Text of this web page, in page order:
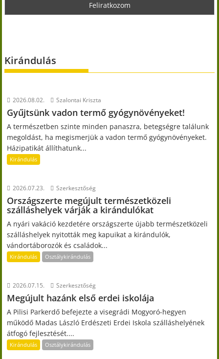
Kirándulás
2026.08.02. Szalontai Kriszta
Gyűjtsünk vadon termő gyógynövényeket!
A természetben szinte minden panaszra, betegségre találunk
megoldást, ha megismerjük a vadon termő gyógynövényeket.
Házipatikát állíthatunk...
Kirándulás
2026.07.23. Szerkesztőség
Országszerte megújult természetközeli
szálláshelyek várják a kirándulókat
A nyári vakáció kezdetére országszerte újabb természetközeli
szálláshelyek nyitották meg kapuikat a kirándulók,
vándortáborozók és családok...
Kirándulás Osztálykirándulás
2026.07.15. Szerkesztőség
Megújult hazánk első erdei iskolája
A Pilisi Parkerdő befejezte a visegrádi Mogyoró-hegyen
működő Madas László Erdészeti Erdei Iskola szálláshelyének
átfogó fejlesztését....
Kirándulás Osztálykirándulás